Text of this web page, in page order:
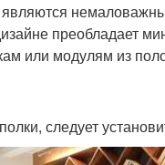
являются
преобладает
или модулям из
следует